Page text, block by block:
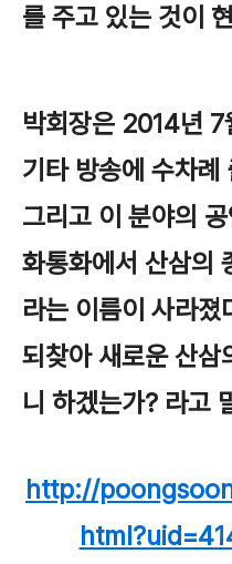
를 주고 있는 것이
박회장은 2014년
기타 방송에 수차례
그리고 이 분야의
화통화에서 산삼의
라는 이름이 사라
되찾아 새로운 산삼
니 하겠는가? 라고
http://